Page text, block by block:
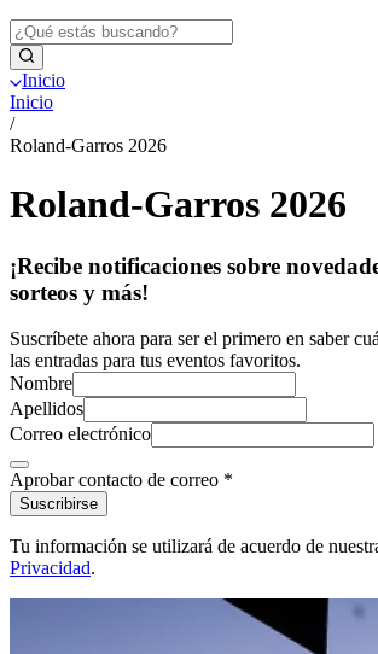
Inicio
Inicio
/
Roland-Garros 2026
Roland-Garros 2026
¡Recibe notificaciones sobre
sorteos y más!
Suscríbete ahora para ser el primero en saber
las entradas para tus eventos favoritos.
Nombre
Apellidos
Correo electrónico
Aprobar contacto de correo *
Suscribirse
Tu información se utilizará de acuerdo de
Privacidad.